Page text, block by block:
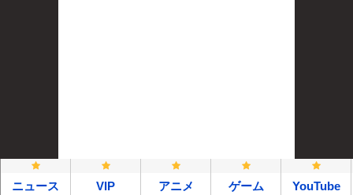
ニュース VIP アニメ ゲーム YouTube